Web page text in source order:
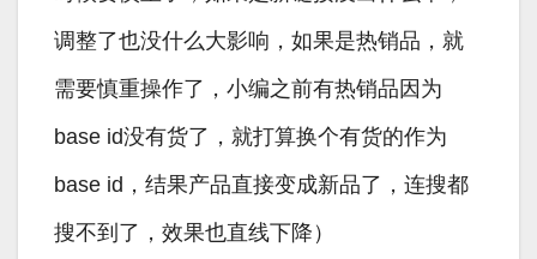
调整了也没什么大影响，如果是热销品，就
需要慎重操作了，小编之前有热销品因为
base id没有货了，就打算换个有货的作为
base id，结果产品直接变成新品了，连搜都
搜不到了，效果也直线下降）